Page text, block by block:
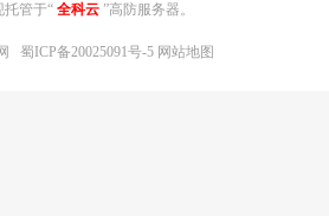
托管于“ 全科云 ”高防服务器。
蜀ICP备20025091号-5 网站地图